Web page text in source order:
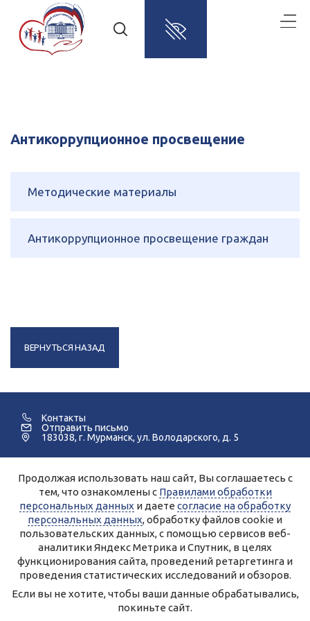
Антикоррупционное просвещение
Методические материалы
Антикоррупционное просвещение граждан
ВЕРНУТЬСЯ НАЗАД
Контакты
Отправить письмо
183038, г. Мурманск, ул. Володарского, д. 5
©2005-2026 Мурманский Педагогический Колледж.
Для улучшения работы сайта и его взаимодействия с
пользователями используются файлы cookie и сервисы веб-
аналитики Яндекс.Метрика, Спутник.
Продолжая работу с сайтом, Вы даете разрешение на
использование cookie-файлов и согласие на обработку данных
сервисами Яндекс.Метрика, Спутник.
Вы всегда можете отключить файлы cookie в настройках Вашего
браузера.
Персональные данные, опубликованные на сайте, размещены с
согласия субъектов персональных данных.
Условия и запреты не установлены.
Правила обработки персональных данных ГАПОУ МО
«Мурманский педагогический колледж»
Продолжая использовать наш сайт, Вы соглашаетесь с
тем, что ознакомлены с Правилами обработки
персональных данных и даете согласие на обработку
персональных данных, обработку файлов cookie и
пользовательских данных, с помощью сервисов веб-
аналитики Яндекс Метрика и Спутник, в целях
функционирования сайта, проведений ретаргетинга и
проведения статистических исследований и обзоров.
Если вы не хотите, чтобы ваши данные обрабатывались,
покиньте сайт.